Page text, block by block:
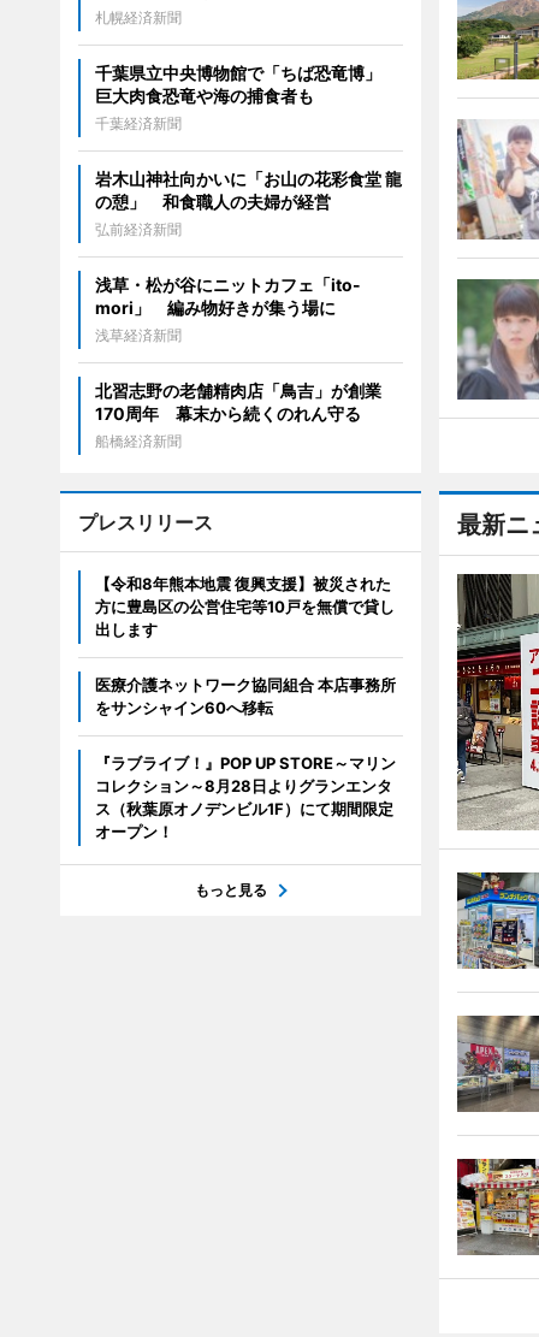
最新ニ
札幌経済新聞
千葉県立中央博物館で「ちば恐竜博」
巨大肉食恐竜や海の捕食者も
千葉経済新聞
岩木山神社向かいに「お山の花彩食堂 龍
の憩」 和食職人の夫婦が経営
弘前経済新聞
浅草・松が谷にニットカフェ「ito-
mori」 編み物好きが集う場に
浅草経済新聞
北習志野の老舗精肉店「鳥吉」が創業
170周年 幕末から続くのれん守る
船橋経済新聞
プレスリリース
【令和8年熊本地震 復興支援】被災された
方に豊島区の公営住宅等10戸を無償で貸し
出します
医療介護ネットワーク協同組合 本店事務所
をサンシャイン60へ移転
『ラブライブ！』POP UP STORE～マリン
コレクション～8月28日よりグランエンタ
ス（秋葉原オノデンビル1F）にて期間限定
オープン！
もっと見る